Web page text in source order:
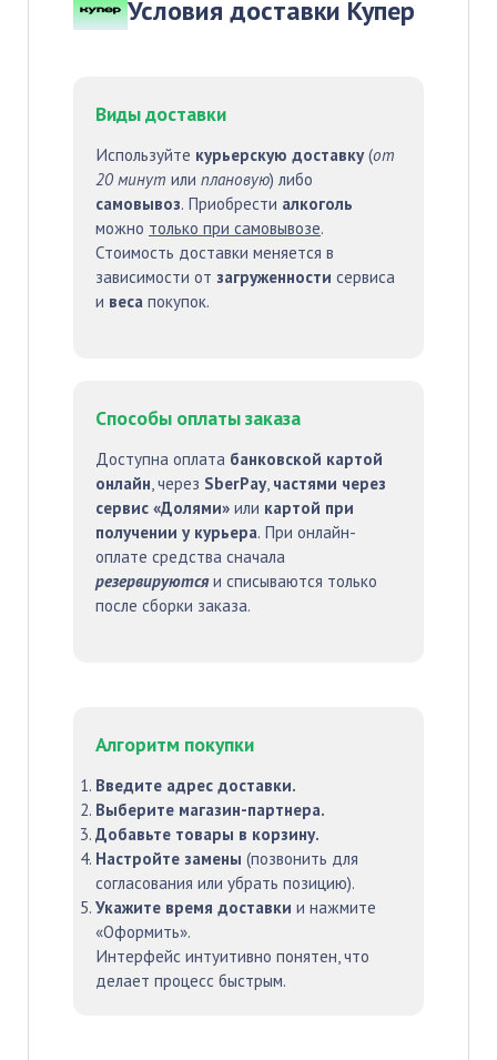
Условия доставки Купер
Виды доставки
Используйте курьерскую доставку(от
20 минут или плановую) либо
самовывоз. Приобрести алкоголь
можно только при самовывозе.
Стоимость доставки меняется в
зависимости от загруженности сервиса
и веса покупок.
Способы оплаты заказа
Доступна оплата банковской картой
онлайн, через SberPay, частями через
сервис «Долями» или картой при
получении у курьера. При онлайн-
оплате средства сначала
резервируютсяи списываются только
после сборки заказа.
Алгоритм покупки
Введите адрес доставки.
Выберите магазин-партнера.
Добавьте товары в корзину.
Настройте замены (позвонить для
согласования или убрать позицию).
Укажите время доставки и нажмите
«Оформить».
Интерфейс интуитивно понятен, что
делает процесс быстрым.